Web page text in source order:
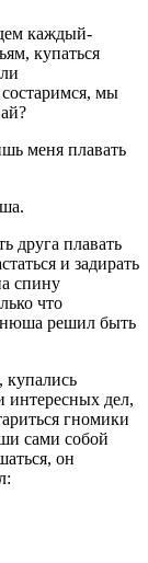
каждый-
купаться
мы
меня плавать
друга плавать
и задирать
спину
что
решил быть
интересных дел,
гномики
сами собой
он